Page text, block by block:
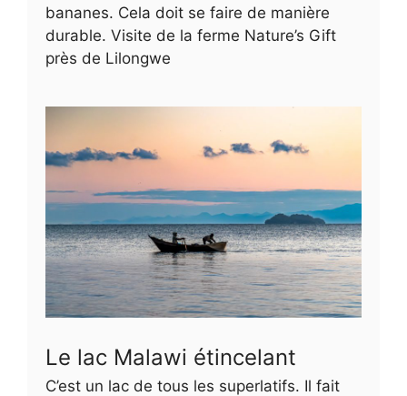
bananes. Cela doit se faire de manière
durable. Visite de la ferme Nature’s Gift
près de Lilongwe
Le lac Malawi étincelant
C’est un lac de tous les superlatifs. Il fait